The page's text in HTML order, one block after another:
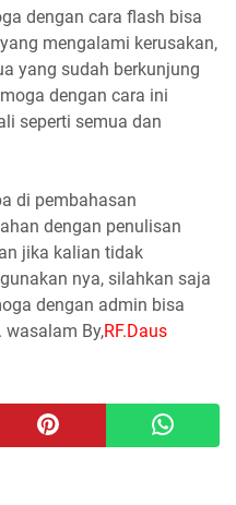
dengan cara flash bisa
mengalami kerusakan,
yang sudah berkunjung
dengan cara ini
seperti semua dan
di pembahasan
dengan penulisan
jika kalian tidak
nya, silahkan saja
dengan admin bisa
By,RF.Daus